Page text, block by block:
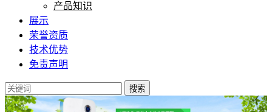
产品知识
展示
荣誉资质
技术优势
免责声明
搜索